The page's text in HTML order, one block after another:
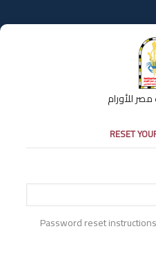
للأورام
RESET
Password reset